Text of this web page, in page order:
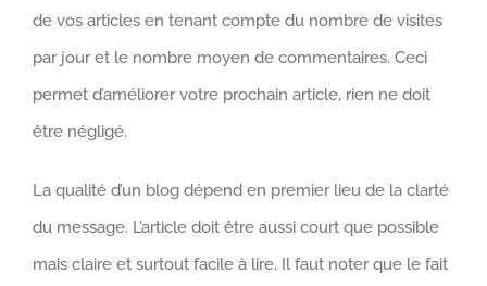
de vos articles en tenant compte du nombre de visites
par jour et le nombre moyen de commentaires. Ceci
permet d’améliorer votre prochain article, rien ne doit
être négligé.
La qualité d’un blog dépend en premier lieu de la clarté
du message. L’article doit être aussi court que possible
mais claire et surtout facile à lire. Il faut noter que le fait